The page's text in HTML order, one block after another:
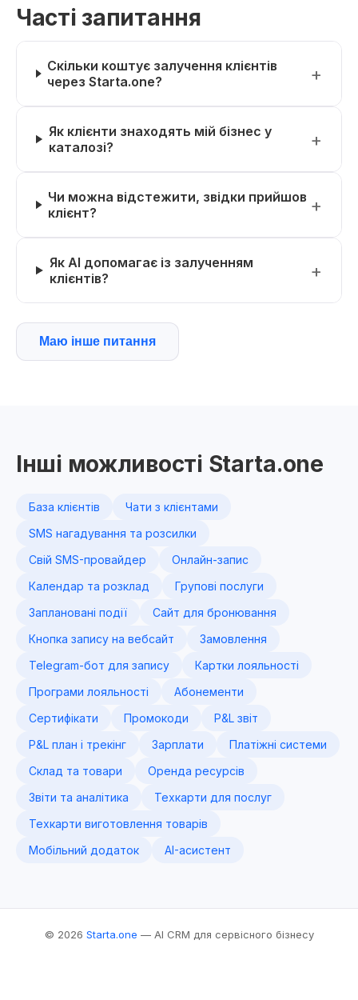
Часті запитання
Скільки коштує залучення клієнтів
через Starta.one?
Як клієнти знаходять мій бізнес у
каталозі?
Чи можна відстежити, звідки прийшов
клієнт?
Як AI допомагає із залученням
клієнтів?
Маю інше питання
Інші можливості Starta.one
База клієнтів
Чати з клієнтами
SMS нагадування та розсилки
Свій SMS-провайдер
Онлайн-запис
Календар та розклад
Групові послуги
Заплановані події
Сайт для бронювання
Кнопка запису на вебсайт
Замовлення
Telegram-бот для запису
Картки лояльності
Програми лояльності
Абонементи
Сертифікати
Промокоди
P&L звіт
P&L план і трекінг
Зарплати
Платіжні системи
Склад та товари
Оренда ресурсів
Звіти та аналітика
Техкарти для послуг
Техкарти виготовлення товарів
Мобільний додаток
AI-асистент
© 2026 Starta.one — AI CRM для сервісного бізнесу